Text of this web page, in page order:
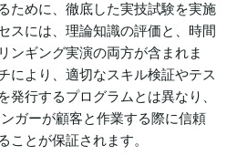
ために、徹底した実技試験を実施
スには、理論知識の評価と、時間
ンギング実演の両方が含まれま
により、適切なスキル検証やテス
発行するプログラムとは異なり、
ガーが顧客と作業する際に信頼
ことが保証されます。